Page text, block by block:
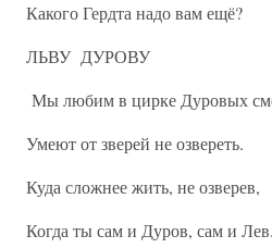
Какого Гердта надо
ЛЬВУ ДУРОВУ
Мы любим в цирке Дуровых
Умеют от зверей не озвереть.
Куда сложнее жить, не озверев,
Когда ты сам и Дуров, сам и Лев.